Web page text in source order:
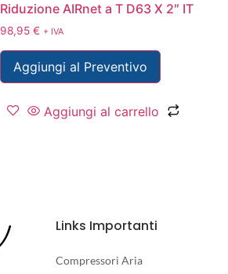
Riduzione AIRnet a T D63 X 2″ IT
98,95 € + IVA
Aggiungi al Preventivo
Aggiungi al carrello
Links Importanti
Compressori Aria